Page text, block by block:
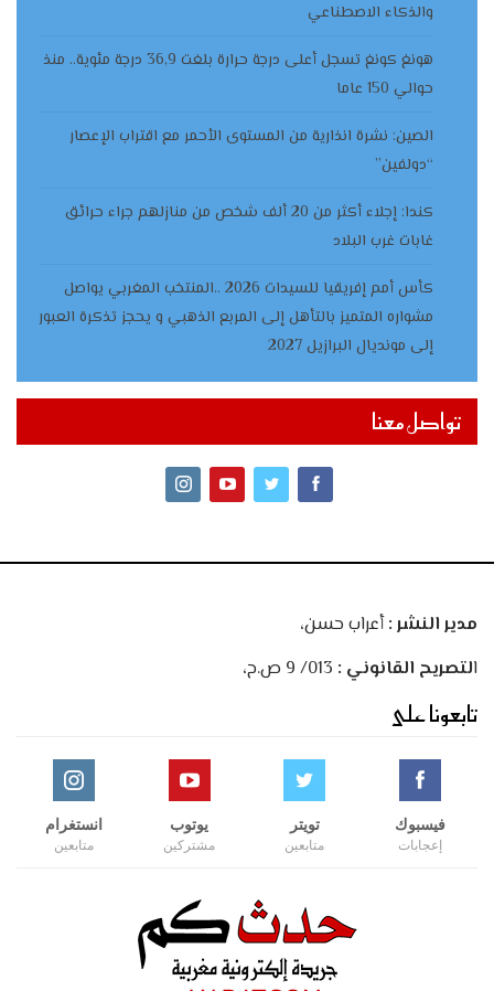
والذكاء الاصطناعي
هونغ كونغ تسجل أعلى درجة حرارة بلغت 36,9 درجة مئوية.. منذ
حوالي 150 عاما
الصين: نشرة انذارية من المستوى الأحمر مع اقتراب الإعصار
“دولفين”
كندا: إجلاء أكثر من 20 ألف شخص من منازلهم جراء حرائق
غابات غرب البلاد
كأس أمم إفريقيا للسيدات 2026 ..المنتخب المغربي يواصل
مشواره المتميز بالتأهل إلى المربع الذهبي و يحجز تذكرة العبور
إلى مونديال البرازيل 2027
تواصل معنا
مدير النشر :أعراب حسن،
التصريح القانوني :
تابعونا على
فيسبوك
إعجابات
تويتر
متابعين
يوتوب
مشتركين
انستغرام
متابعين